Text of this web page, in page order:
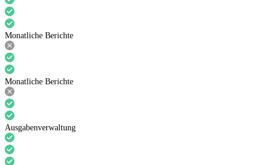
Monatliche Berichte
Monatliche Berichte
Ausgabenverwaltung